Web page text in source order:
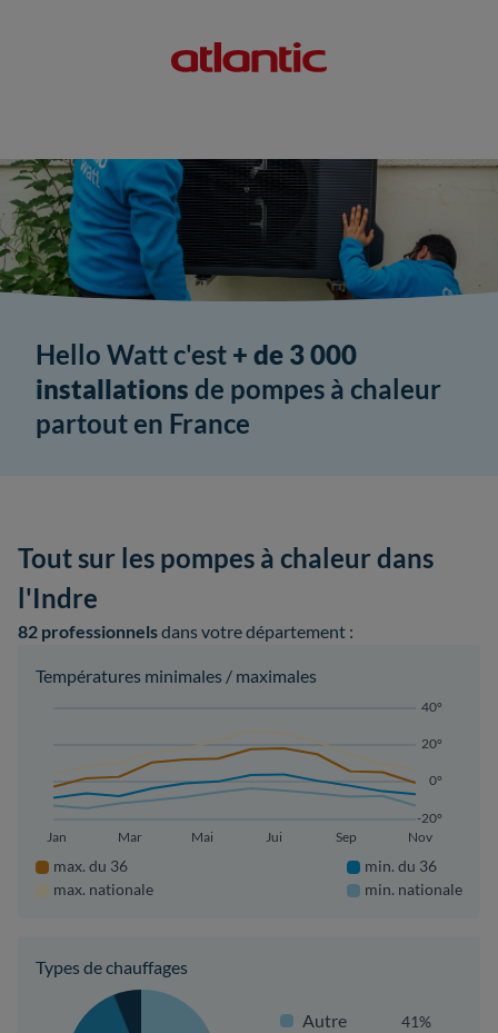
Hello Watt c'est + de 3 000
installations de pompes à chaleur
partout en France
Tout sur les pompes à chaleur dans
l'Indre
82 professionnelsdans votre département :
Températures minimales / maximales
-20°
0°
20°
40°
Jan Mar Mai Jui Sep Nov
max. du 36
max. nationale
min. du 36
min. nationale
Types de chauffages
Autre 41%